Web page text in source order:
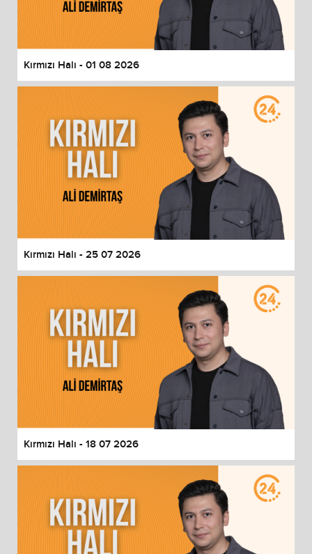
End of dialog window.
Kırmızı Halı - 01 08 2026
Kırmızı Halı - 25 07 2026
Kırmızı Halı - 18 07 2026